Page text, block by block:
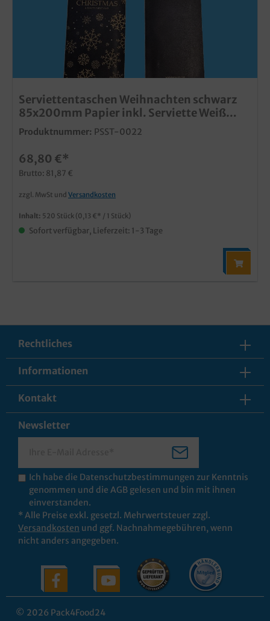
Serviettentaschen Weihnachten schwarz
85x200mm Papier inkl. Serviette Weiß
33x33cm 2lg 520St
Produktnummer: PSST-0022
68,80 €*
Brutto: 81,87 €
zzgl. MwSt und Versandkosten
Inhalt: 520 Stück (0,13 €* / 1 Stück)
Sofort verfügbar, Lieferzeit: 1-3 Tage
Rechtliches
Informationen
Kontakt
Newsletter
Ich habe die Datenschutzbestimmungen zur Kenntnis
genommen und die AGB gelesen und bin mit ihnen
einverstanden.
* Alle Preise exkl. gesetzl. Mehrwertsteuer zzgl.
Versandkosten und ggf. Nachnahmegebühren, wenn
nicht anders angegeben.
© 2026 Pack4Food24